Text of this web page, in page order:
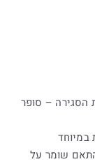
הסגירה – סופר
במיוחד
שומר על